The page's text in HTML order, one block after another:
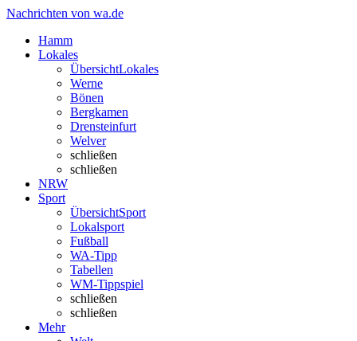
Nachrichten von wa.de
Hamm
Lokales
ÜbersichtLokales
Werne
Bönen
Bergkamen
Drensteinfurt
Welver
schließen
schließen
NRW
Sport
ÜbersichtSport
Lokalsport
Fußball
WA-Tipp
Tabellen
WM-Tippspiel
schließen
schließen
Mehr